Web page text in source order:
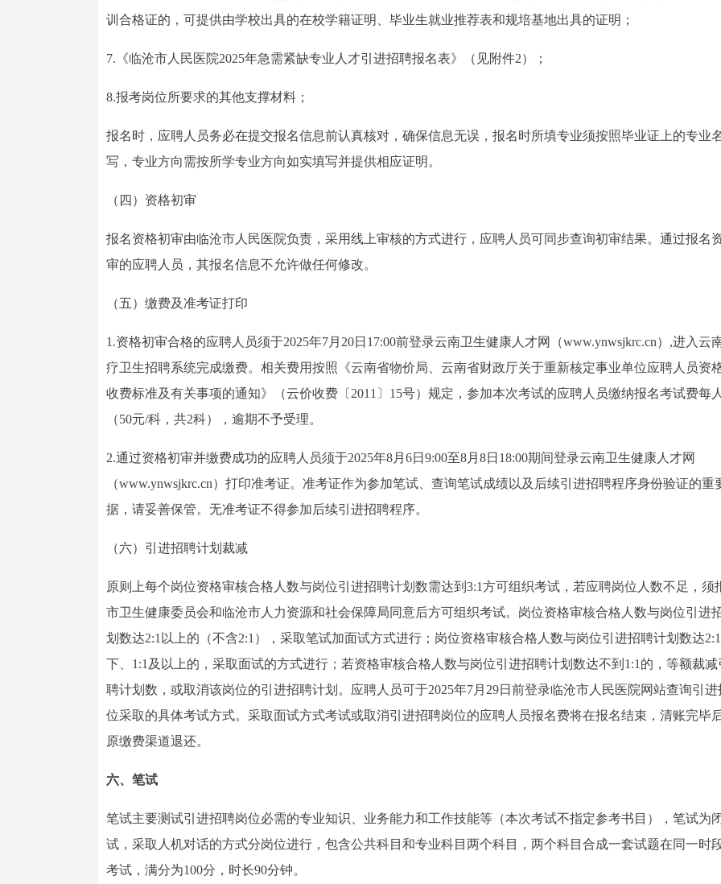
训合格证的，可提供由学校出具的在校学籍证明、毕业生就业推荐表和规培基地出具的证明；
7.《临沧市人民医院2025年急需紧缺专业人才引进招聘报名表》（见附件2）；
8.报考岗位所要求的其他支撑材料；
报名时，应聘人员务必在提交报名信息前认真核对，确保信息无误，报名时所填专业须按照毕业证上的专业
写，专业方向需按所学专业方向如实填写并提供相应证明。
（四）资格初审
报名资格初审由临沧市人民医院负责，采用线上审核的方式进行，应聘人员可同步查询初审结果。通过报名
审的应聘人员，其报名信息不允许做任何修改。
（五）缴费及准考证打印
1.资格初审合格的应聘人员须于2025年7月20日17:00前登录云南卫生健康人才网（www.ynwsjkrc.cn）,进入云
疗卫生招聘系统完成缴费。相关费用按照《云南省物价局、云南省财政厅关于重新核定事业单位应聘人员资
收费标准及有关事项的通知》（云价收费〔2011〕15号）规定，参加本次考试的应聘人员缴纳报名考试费每
（50元/科，共2科），逾期不予受理。
2.通过资格初审并缴费成功的应聘人员须于2025年8月6日9:00至8月8日18:00期间登录云南卫生健康人才网
（www.ynwsjkrc.cn）打印准考证。准考证作为参加笔试、查询笔试成绩以及后续引进招聘程序身份验证的重
据，请妥善保管。无准考证不得参加后续引进招聘程序。
（六）引进招聘计划裁减
原则上每个岗位资格审核合格人数与岗位引进招聘计划数需达到3:1方可组织考试，若应聘岗位人数不足，须
市卫生健康委员会和临沧市人力资源和社会保障局同意后方可组织考试。岗位资格审核合格人数与岗位引进
划数达2:1以上的（不含2:1），采取笔试加面试方式进行；岗位资格审核合格人数与岗位引进招聘计划数达
下、1:1及以上的，采取面试的方式进行；若资格审核合格人数与岗位引进招聘计划数达不到1:1的，等额裁减
聘计划数，或取消该岗位的引进招聘计划。应聘人员可于2025年7月29日前登录临沧市人民医院网站查询引进
位采取的具体考试方式。采取面试方式考试或取消引进招聘岗位的应聘人员报名费将在报名结束，清账完毕
原缴费渠道退还。
六、笔试
笔试主要测试引进招聘岗位必需的专业知识、业务能力和工作技能等（本次考试不指定参考书目），笔试为
试，采取人机对话的方式分岗位进行，包含公共科目和专业科目两个科目，两个科目合成一套试题在同一时
考试，满分为100分，时长90分钟。